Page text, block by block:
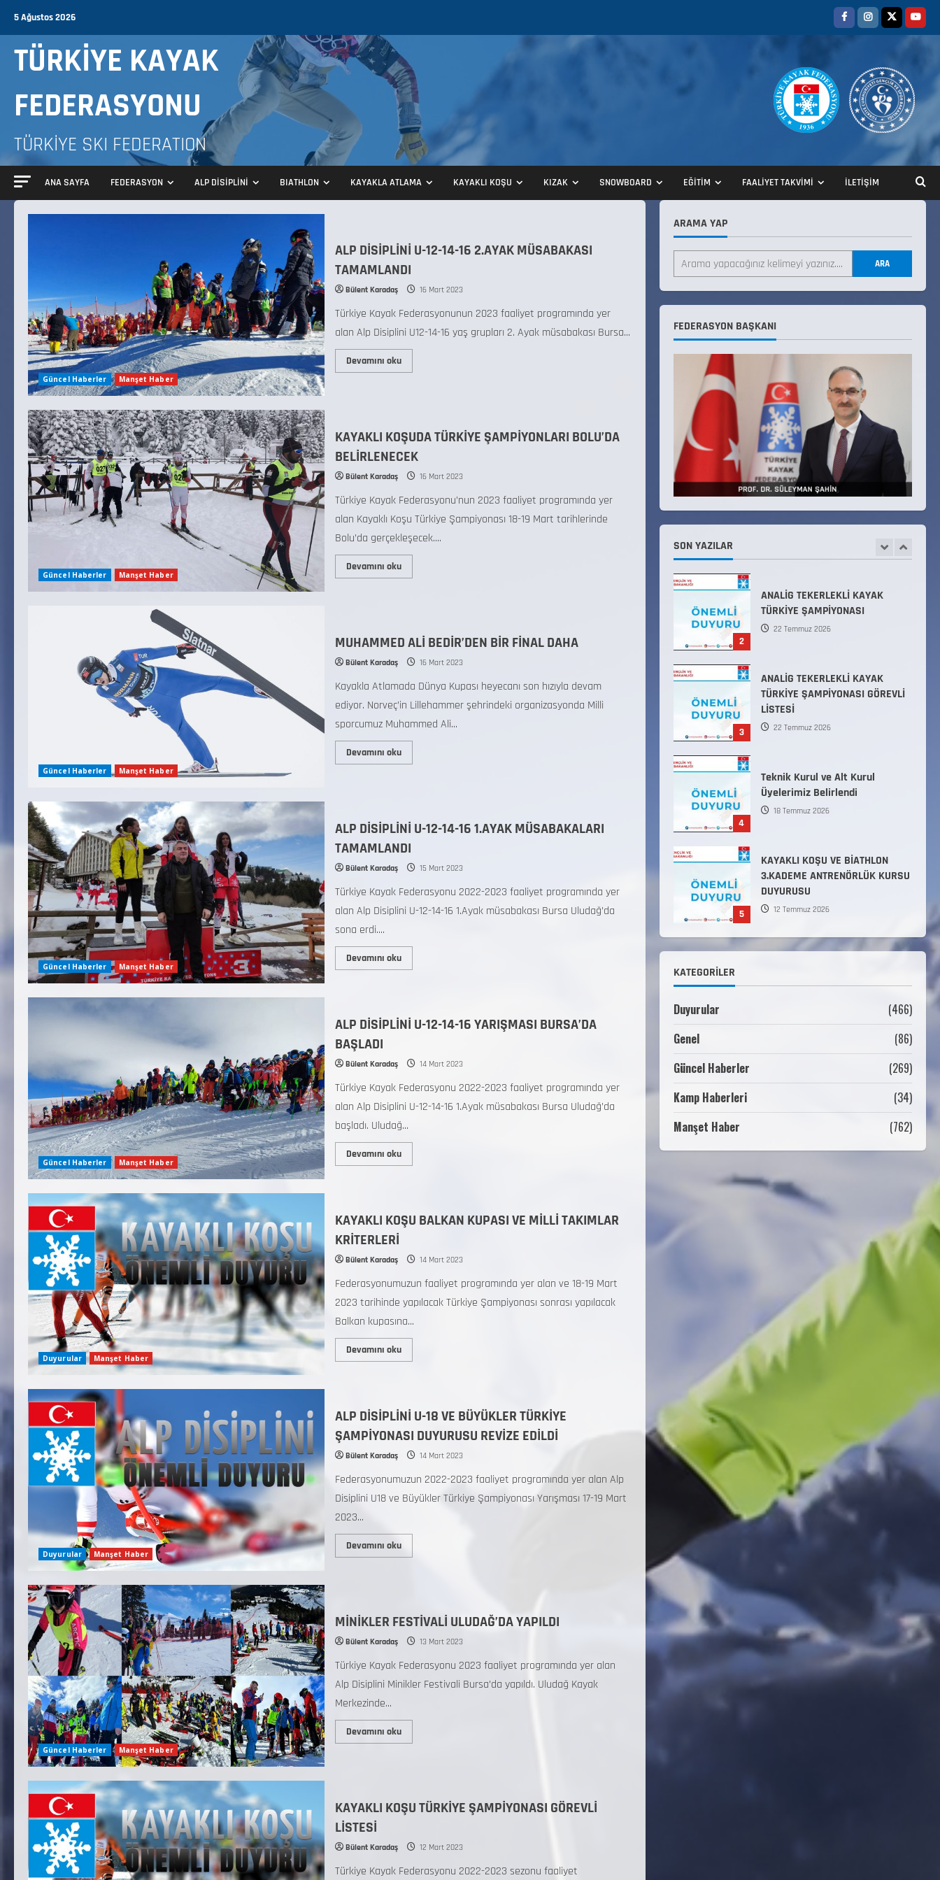
5 Ağustos 2026
TÜRKİYE KAYAK
FEDERASYONU
TÜRKİYE SKI FEDERATION
ANA SAYFA FEDERASYON ALP DİSİPLİNİ BIATHLON KAYAKLA ATLAMA KAYAKLI KOŞU KIZAK SNOWBOARD EĞİTİM FAALİYET TAKVİMİ İLETİŞİM
Güncel Haberler Manşet Haber
ALP DİSİPLİNİ U-12-14-16 2.AYAK MÜSABAKASI
TAMAMLANDI
Bülent Karadaş 16 Mart 2023
Türkiye Kayak Federasyonunun 2023 faaliyet programında yer
alan Alp Disiplini U12-14-16 yaş grupları 2. Ayak müsabakası Bursa...
Devamını oku
Güncel Haberler Manşet Haber
KAYAKLI KOŞUDA TÜRKİYE ŞAMPİYONLARI BOLU’DA
BELİRLENECEK
Bülent Karadaş 16 Mart 2023
Türkiye Kayak Federasyonu’nun 2023 faaliyet programında yer
alan Kayaklı Koşu Türkiye Şampiyonası 18-19 Mart tarihlerinde
Bolu’da gerçekleşecek....
Devamını oku
Güncel Haberler Manşet Haber
MUHAMMED ALİ BEDİR’DEN BİR FİNAL DAHA
Bülent Karadaş 16 Mart 2023
Kayakla Atlamada Dünya Kupası heyecanı son hızıyla devam
ediyor. Norveç’in Lillehammer şehrindeki organizasyonda Milli
sporcumuz Muhammed Ali...
Devamını oku
Güncel Haberler Manşet Haber
ALP DİSİPLİNİ U-12-14-16 1.AYAK MÜSABAKALARI
TAMAMLANDI
Bülent Karadaş 15 Mart 2023
Türkiye Kayak Federasyonu 2022-2023 faaliyet programında yer
alan Alp Disiplini U-12-14-16 1.Ayak müsabakası Bursa Uludağ’da
sona erdi....
Devamını oku
Güncel Haberler Manşet Haber
ALP DİSİPLİNİ U-12-14-16 YARIŞMASI BURSA’DA
BAŞLADI
Bülent Karadaş 14 Mart 2023
Türkiye Kayak Federasyonu 2022-2023 faaliyet programında yer
alan Alp Disiplini U-12-14-16 1.Ayak müsabakası Bursa Uludağ’da
başladı. Uludağ...
Devamını oku
Duyurular Manşet Haber
KAYAKLI KOŞU BALKAN KUPASI VE MİLLİ TAKIMLAR
KRİTERLERİ
Bülent Karadaş 14 Mart 2023
Federasyonumuzun faaliyet programında yer alan ve 18-19 Mart
2023 tarihinde yapılacak Türkiye Şampiyonası sonrası yapılacak
Balkan kupasına...
Devamını oku
Duyurular Manşet Haber
ALP DİSİPLİNİ U-18 VE BÜYÜKLER TÜRKİYE
ŞAMPİYONASI DUYURUSU REVİZE EDİLDİ
Bülent Karadaş 14 Mart 2023
Federasyonumuzun 2022-2023 faaliyet programında yer alan Alp
Disiplini U18 ve Büyükler Türkiye Şampiyonası Yarışması 17-19 Mart
2023...
Devamını oku
Güncel Haberler Manşet Haber
MİNİKLER FESTİVALİ ULUDAĞ’DA YAPILDI
Bülent Karadaş 13 Mart 2023
Türkiye Kayak Federasyonu 2023 faaliyet programında yer alan
Alp Disiplini Minikler Festivali Bursa’da yapıldı. Uludağ Kayak
Merkezinde...
Devamını oku
KAYAKLI KOŞU TÜRKİYE ŞAMPİYONASI GÖREVLİ
LİSTESİ
Bülent Karadaş 12 Mart 2023
Türkiye Kayak Federasyonu 2022-2023 sezonu faaliyet
ARAMA YAP
ARA
FEDERASYON BAŞKANI
SON YAZILAR
2
ANALİG TEKERLEKLİ KAYAK
3
TÜRKİYE ŞAMPİYONASI GÖREVLİ
LİSTESİ
Teknik Kurul ve Alt Kurul
Üyelerimiz Belirlendi
18 Temmuz 2026
5
KAYAKLI KOŞU VE BİATHLON
3.KADEME ANTRENÖRLÜK KURSU
DUYURUSU
12 Temmuz 2026
Millî Savunma Bakanlığı Kara,
Komutanlıklarına 2026 Yılı
Sözleşmeli Er Temini Başvuruları
2
ANALİG TEKERLEKLİ KAYAK
TÜRKİYE ŞAMPİYONASI
22 Temmuz 2026
3
ANALİG TEKERLEKLİ KAYAK
TÜRKİYE ŞAMPİYONASI GÖREVLİ
LİSTESİ
22 Temmuz 2026
4
Teknik Kurul ve Alt Kurul
Üyelerimiz Belirlendi
18 Temmuz 2026
5
KAYAKLI KOŞU VE BİATHLON
3.KADEME ANTRENÖRLÜK KURSU
DUYURUSU
12 Temmuz 2026
Millî Savunma Bakanlığı Kara,
(2026-2 Dönem) Sporcu Branşı
Sözleşmeli Er Temini Başvuruları
Başlamıştır.
2
ANALİG TEKERLEKLİ KAYAK
22 Temmuz 2026
3
TÜRKİYE ŞAMPİYONASI GÖREVLİ
22 Temmuz 2026
5
KAYAKLI KOŞU VE BİATHLON
3.KADEME ANTRENÖRLÜK KURSU
DUYURUSU
12 Temmuz 2026
KATEGORILER
Duyurular
(466)
Genel
(86)
Güncel Haberler
(269)
Kamp Haberleri
(34)
Manşet Haber
(762)